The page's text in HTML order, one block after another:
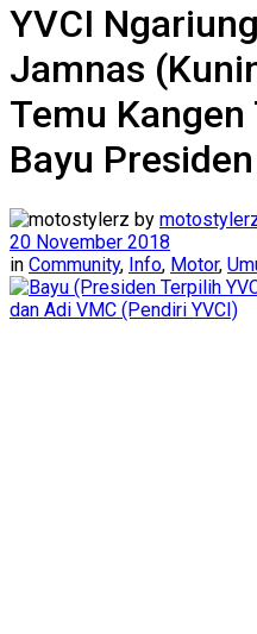
YVCI
Jamnas
Temu Kangen
Bayu
by
20 November 2018
in Community, Info, Motor,